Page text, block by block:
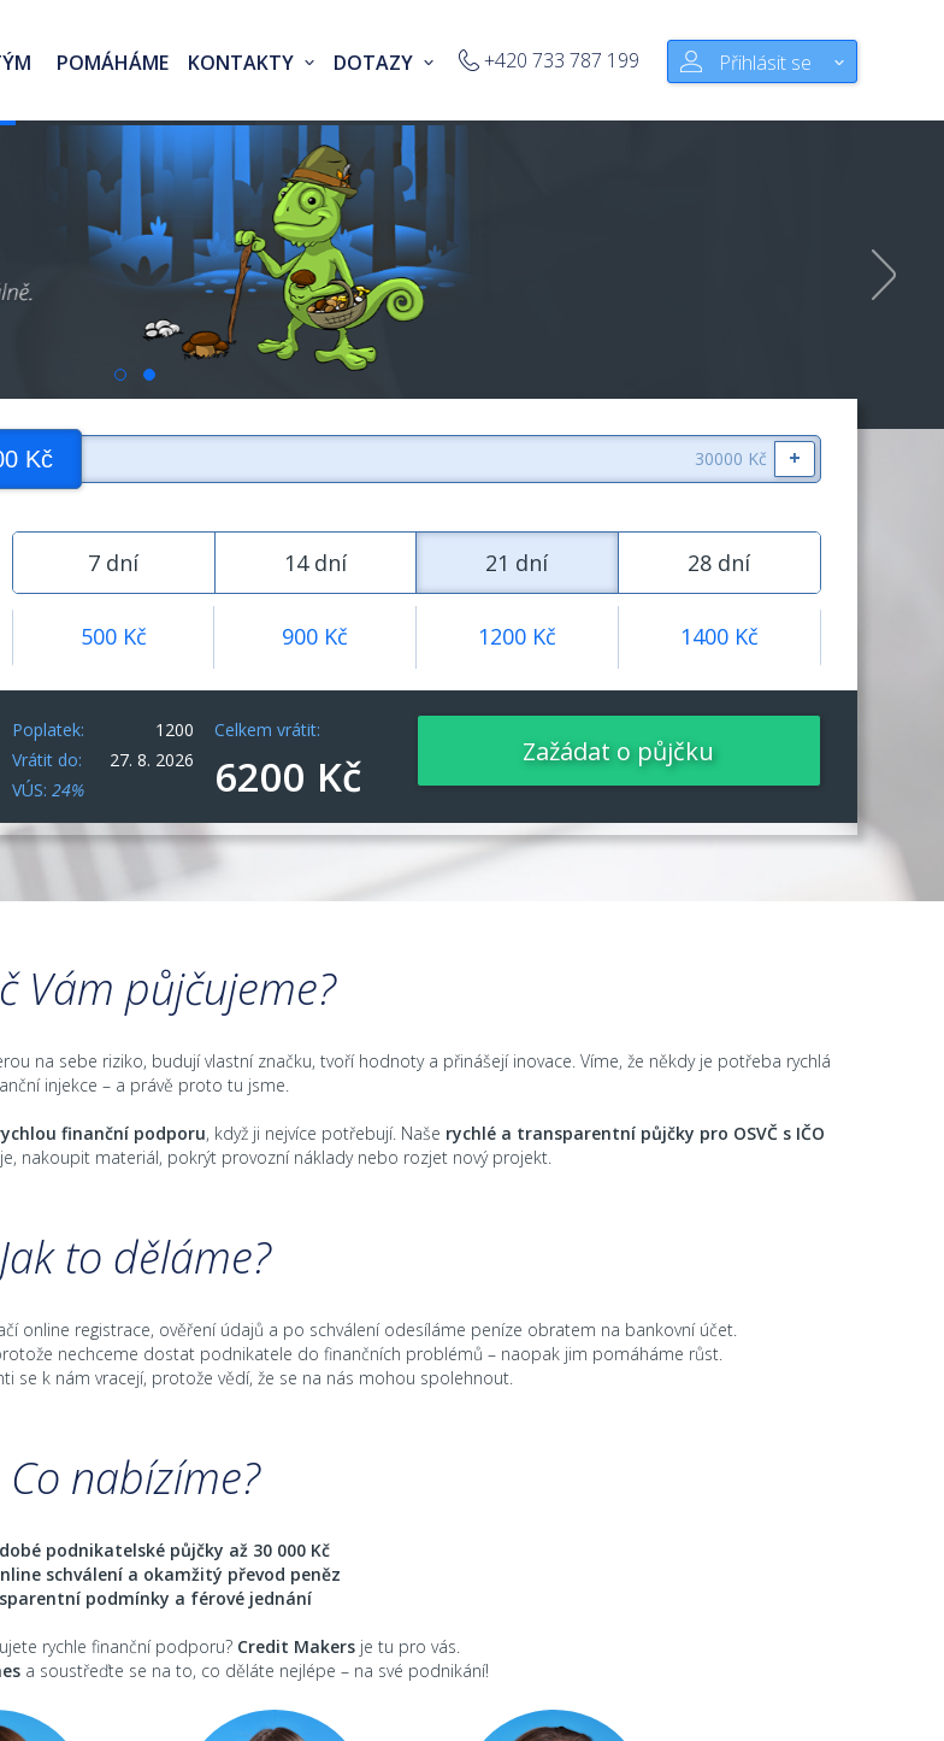
POMÁHÁME KONTAKTY DOTAZY +420 733 787 199 Přihlásit se
Kč +
30000 Kč
7 dní 14 dní 21 dní 28 dní
500Kč 900 Kč 1200 Kč 1400 Kč
Poplatek:
1200
Vrátit do:
27. 8. 2026
VÚS: 24%
Celkem vrátit:
6200 Kč Zažádat o půjčku
Vám půjčujeme?
na sebe riziko, budují vlastní značku, tvoří hodnoty a přinášejí inovace. Víme, že někdy je potřeba rychlá
injekce – a právě proto tu jsme.
finanční podporu, když ji nejvíce potřebují. Naše rychlé a transparentní půjčky pro OSVČ s IČO
nakoupit materiál, pokrýt provozní náklady nebo rozjet nový projekt.
Jak to děláme?
online registrace, ověření údajů a po schválení odesíláme peníze obratem na bankovní účet.
nechceme dostat podnikatele do finančních problémů – naopak jim pomáháme růst.
se k nám vracejí, protože vědí, že se na nás mohou spolehnout.
Co nabízíme?
podnikatelské půjčky až 30 000 Kč
schválení a okamžitý převod peněz
podmínky a férové jednání
rychle finanční podporu? Credit Makers je tu pro vás.
a soustřeďte se na to, co děláte nejlépe – na své podnikání!